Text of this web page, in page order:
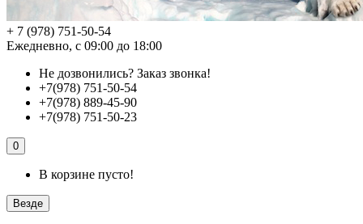
+ 7 (978) 751-50-54
Ежедневно, с 09:00 до 18:00
Не дозвонились? Заказ звонка!
+7(978) 751-50-54
+7(978) 889-45-90
+7(978) 751-50-23
0
В корзине пусто!
Везде